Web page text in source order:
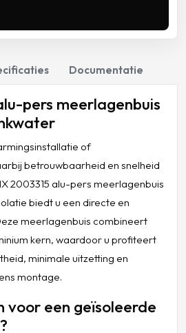
Documentatie
pers meerlagenbuis
of
betrouwbaarheid en snelheid
2003315 alu-pers meerlagenbuis
biedt u een directe en
meerlagenbuis combineert
kern, waardoor u profiteert
minimale uitzetting en
montage.
voor een geïsoleerde